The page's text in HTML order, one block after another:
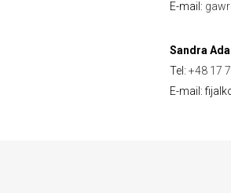
E-mail:
Sandra
Tel:+48 17
E-mail: